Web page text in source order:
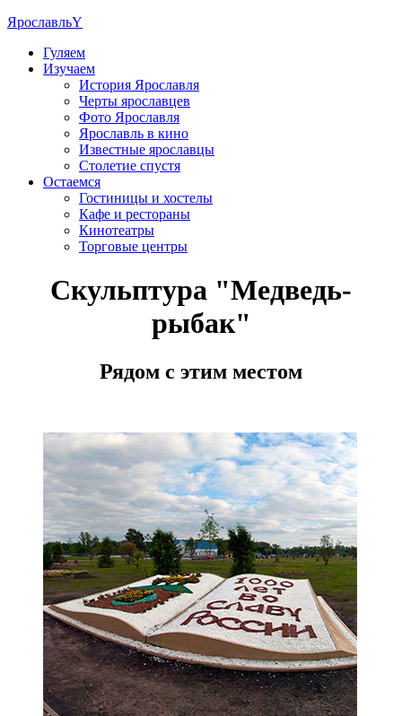
ЯрославльY
Гуляем
Изучаем
История Ярославля
Черты ярославцев
Фото Ярославля
Ярославль в кино
Известные ярославцы
Столетие спустя
Остаемся
Гостиницы и хостелы
Кафе и рестораны
Кинотеатры
Торговые центры
Скульптура "Медведь-
рыбак"
Рядом с этим местом